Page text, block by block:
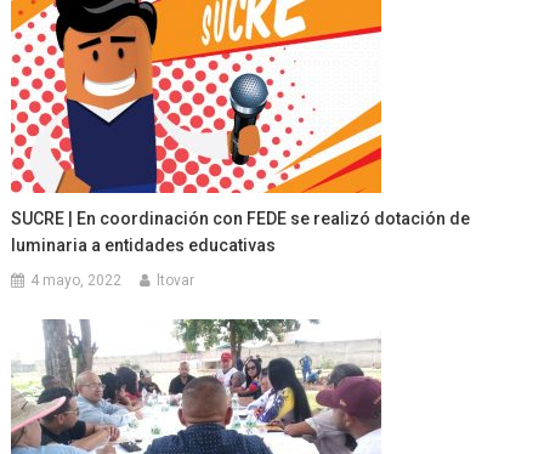
SUCRE | En coordinación con FEDE se realizó dotación de
luminaria a entidades educativas
4 mayo, 2022 ltovar